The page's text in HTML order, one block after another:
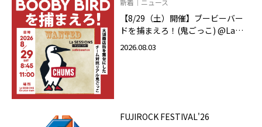
新着｜ニュース
【8/29（土）開催】ブービーバー
ドを捕まえろ！(鬼ごっこ) @La
SESSIONS On your mark
2026.08.03
FUJIROCK FESTIVAL'26